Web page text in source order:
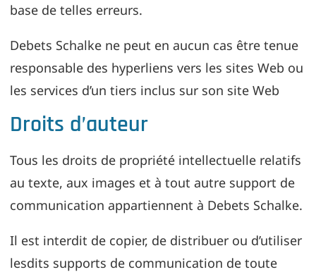
base de telles erreurs.
Debets Schalke ne peut en aucun cas être tenue
responsable des hyperliens vers les sites Web ou
les services d’un tiers inclus sur son site Web
Droits d’auteur
Tous les droits de propriété intellectuelle relatifs
au texte, aux images et à tout autre support de
communication appartiennent à Debets Schalke.
Il est interdit de copier, de distribuer ou d’utiliser
lesdits supports de communication de toute